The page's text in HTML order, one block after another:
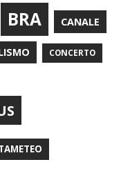
BRA CANALE
CONCERTO